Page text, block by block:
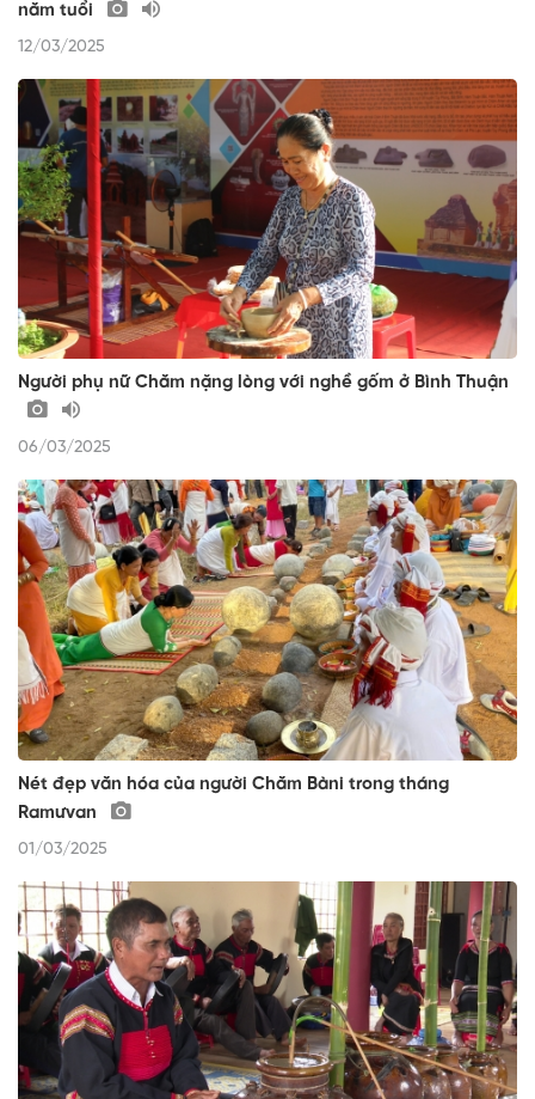
năm tuổi
12/03/2025
Người phụ nữ Chăm nặng lòng với nghề gốm ở Bình Thuận
06/03/2025
Nét đẹp văn hóa của người Chăm Bàni trong tháng
Ramưvan
01/03/2025